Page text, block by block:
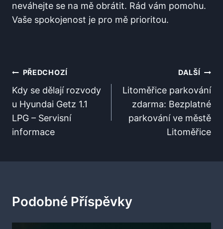
neváhejte se na mě obrátit. Rád vám pomohu.
Vaše spokojenost je pro mě prioritou.
Navigace
Pro
Příspěvek
PŘEDCHOZÍ
Kdy se dělají rozvody
u Hyundai Getz 1.1
LPG – Servisní
informace
DALŠÍ
Litoměřice parkování
zdarma: Bezplatné
parkování ve městě
Litoměřice
Podobné Příspěvky